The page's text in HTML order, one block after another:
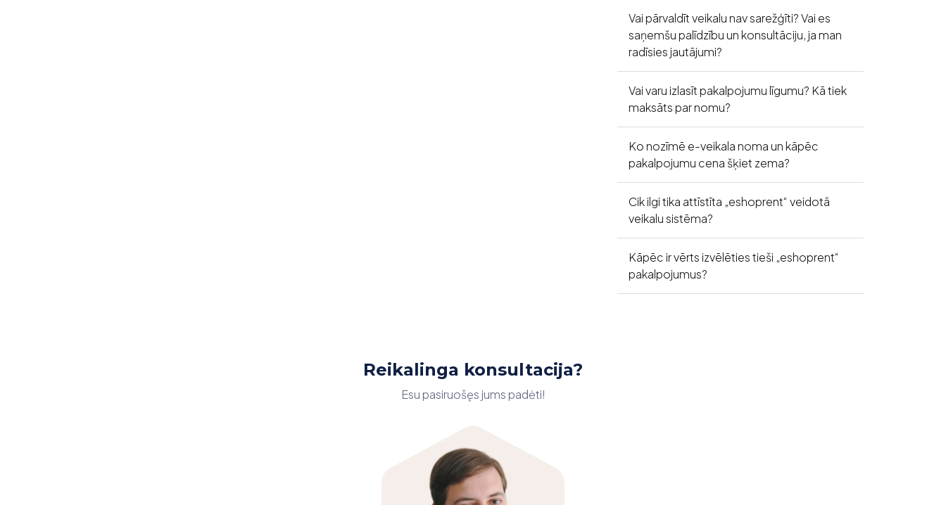
Vai pārvaldīt veikalu nav sarežģīti? Vai es
saņemšu palīdzību un konsultāciju, ja man
radīsies jautājumi?
Vai varu izlasīt pakalpojumu līgumu? Kā tiek
maksāts par nomu?
Ko nozīmē e-veikala noma un kāpēc
pakalpojumu cena šķiet zema?
Cik ilgi tika attīstīta „eshoprent“ veidotā
veikalu sistēma?
Kāpēc ir vērts izvēlēties tieši „eshoprent“
pakalpojumus?
Reikalinga konsultacija?
Esu pasiruošęs jums padėti!